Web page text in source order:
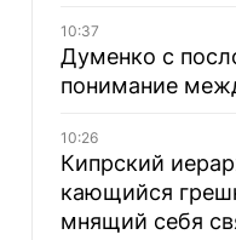
10:37
Думенко с
понимание
10:26
Кипрский
кающийся
мнящий себя